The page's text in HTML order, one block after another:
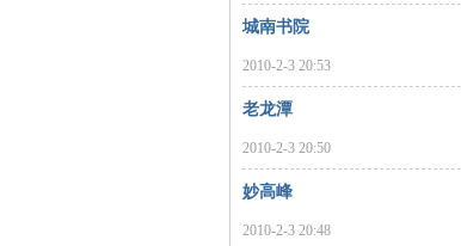
库
城南书院
2010-2-3 20:53
老龙潭
2010-2-3 20:50
妙高峰
2010-2-3 20:48